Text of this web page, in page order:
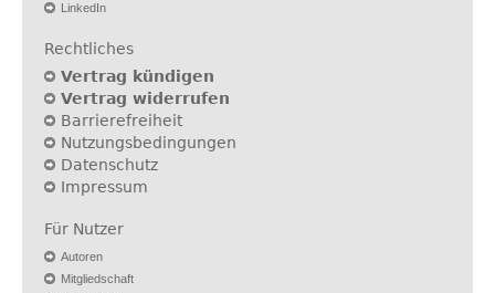
LinkedIn
Rechtliches
Vertrag kündigen
Vertrag widerrufen
Barrierefreiheit
Nutzungsbedingungen
Datenschutz
Impressum
Für Nutzer
Autoren
Mitgliedschaft